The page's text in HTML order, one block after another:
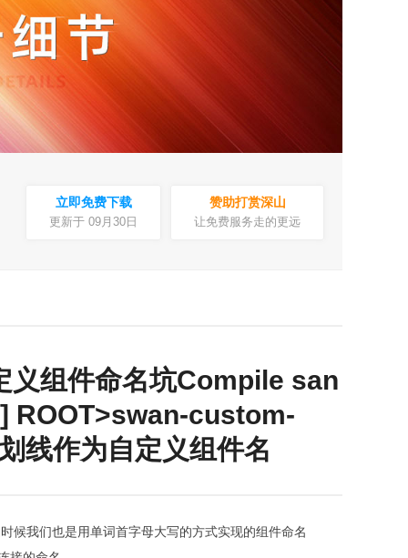
立即免费下载
更新于 09月30日
赞助打赏深山
让免费服务走的更远
组件命名坑Compile san
ROOT>swan-custom-
线作为自定义组件名
候我们也是用单词首字母大写的方式实现的组件命名